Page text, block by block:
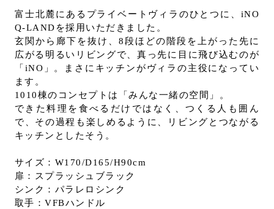
LANGUAGE : JP
EN CN
富士北麓にあるプライベートヴィラのひとつに、iNO
Q-LANDを採用いただきました。
玄関から廊下を抜け、8段ほどの階段を上がった先に
広がる明るいリビングで、真っ先に目に飛び込むのが
「iNO」。まさにキッチンがヴィラの主役になってい
ます。
1010棟のコンセプトは「みんな一緒の空間」。
できた料理を食べるだけではなく、つくる人も囲ん
で、その過程も楽しめるように、リビングとつながる
キッチンとしたそう。
サイズ：W170/D165/H90cm
扉：スプラッシュブラック
シンク：パラレロシンク
取手：VFBハンドル